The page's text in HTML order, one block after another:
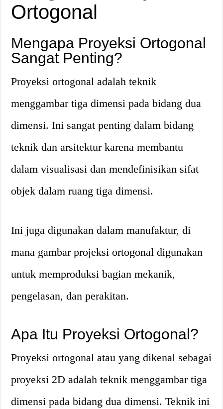
Ortogonal
Mengapa Proyeksi Ortogonal
Sangat Penting?
Proyeksi ortogonal adalah teknik
menggambar tiga dimensi pada bidang dua
dimensi. Ini sangat penting dalam bidang
teknik dan arsitektur karena membantu
dalam visualisasi dan mendefinisikan sifat
objek dalam ruang tiga dimensi.
Ini juga digunakan dalam manufaktur, di
mana gambar projeksi ortogonal digunakan
untuk memproduksi bagian mekanik,
pengelasan, dan perakitan.
Apa Itu Proyeksi Ortogonal?
Proyeksi ortogonal atau yang dikenal sebagai
proyeksi 2D adalah teknik menggambar tiga
dimensi pada bidang dua dimensi. Teknik ini